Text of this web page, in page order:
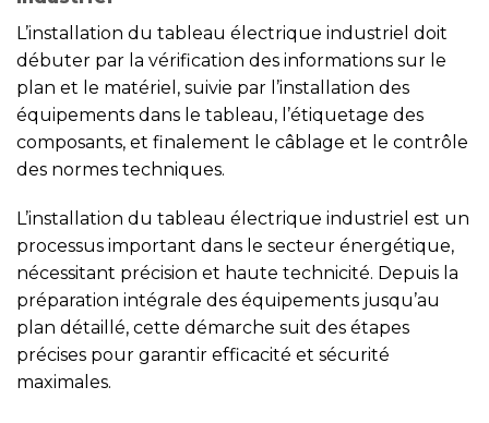
L’installation du tableau électrique industriel doit
débuter par la vérification des informations sur le
plan et le matériel, suivie par l’installation des
équipements dans le tableau, l’étiquetage des
composants, et finalement le câblage et le contrôle
des normes techniques.
L’installation du tableau électrique industriel est un
processus important dans le secteur énergétique,
nécessitant précision et haute technicité. Depuis la
préparation intégrale des équipements jusqu’au
plan détaillé, cette démarche suit des étapes
précises pour garantir efficacité et sécurité
maximales.